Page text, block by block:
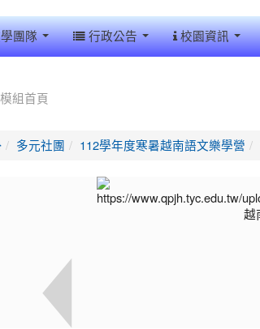
團隊 行政公告 校園資訊
模組首頁
多元社團 112學年度寒暑越南語文樂學營